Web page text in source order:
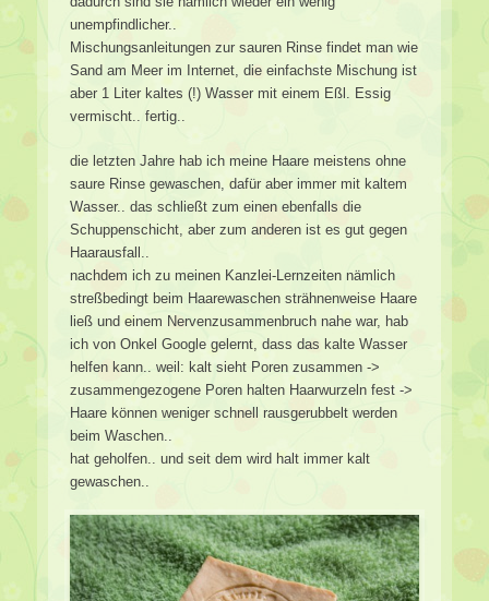
unempfindlicher..
Mischungsanleitungen zur sauren Rinse findet man wie
Sand am Meer im Internet, die einfachste Mischung ist
aber 1 Liter kaltes (!) Wasser mit einem Eßl. Essig
vermischt.. fertig..
die letzten Jahre hab ich meine Haare meistens ohne
saure Rinse gewaschen, dafür aber immer mit kaltem
Wasser.. das schließt zum einen ebenfalls die
Schuppenschicht, aber zum anderen ist es gut gegen
Haarausfall..
nachdem ich zu meinen Kanzlei-Lernzeiten nämlich
streßbedingt beim Haarewaschen strähnenweise Haare
ließ und einem Nervenzusammenbruch nahe war, hab
ich von Onkel Google gelernt, dass das kalte Wasser
helfen kann.. weil: kalt sieht Poren zusammen ->
zusammengezogene Poren halten Haarwurzeln fest ->
Haare können weniger schnell rausgerubbelt werden
beim Waschen..
hat geholfen.. und seit dem wird halt immer kalt
gewaschen..